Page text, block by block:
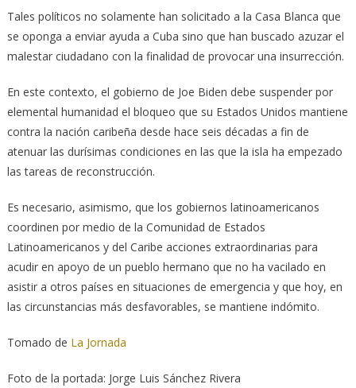
Tales políticos no solamente han solicitado a la Casa Blanca que
se oponga a enviar ayuda a Cuba sino que han buscado azuzar el
malestar ciudadano con la finalidad de provocar una insurrección.
En este contexto, el gobierno de Joe Biden debe suspender por
elemental humanidad el bloqueo que su Estados Unidos mantiene
contra la nación caribeña desde hace seis décadas a fin de
atenuar las durísimas condiciones en las que la isla ha empezado
las tareas de reconstrucción.
Es necesario, asimismo, que los gobiernos latinoamericanos
coordinen por medio de la Comunidad de Estados
Latinoamericanos y del Caribe acciones extraordinarias para
acudir en apoyo de un pueblo hermano que no ha vacilado en
asistir a otros países en situaciones de emergencia y que hoy, en
las circunstancias más desfavorables, se mantiene indómito.
Tomado de La Jornada
Foto de la portada: Jorge Luis Sánchez Rivera